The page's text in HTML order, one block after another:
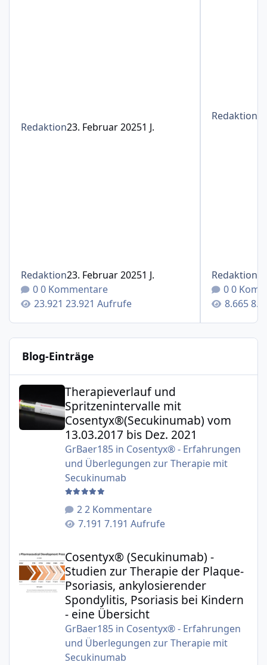
Redaktion23. Februar 20251 J.
Redaktion23. Februar 20251 J.
0 Kommentare
23.921 Aufrufe
Redaktion
Redaktion
0
Blog-Einträge
Therapieverlauf und Spritzenintervalle mit
Therapieverlauf und
Spritzenintervalle mit
Cosentyx®(Secukinumab) vom
13.03.2017 bis Dez. 2021
GrBaer185in Cosentyx® - Erfahrungen
und Überlegungen zur Therapie mit
Secukinumab
2 Kommentare
7.191 Aufrufe
Cosentyx® (Secukinumab) -
Studien zur Therapie der Plaque-
Psoriasis, ankylosierender
Spondylitis, Psoriasis bei Kindern
- eine Übersicht
GrBaer185in Cosentyx® - Erfahrungen
und Überlegungen zur Therapie mit
Secukinumab